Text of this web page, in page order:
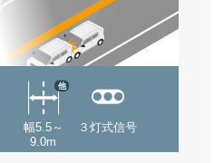
幅5.5～
9.0m
他
３灯式信号